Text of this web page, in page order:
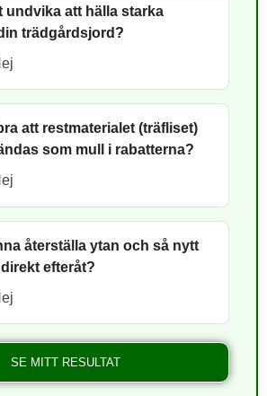
undvika att hälla starka
trädgårdsjord?
att restmaterialet (träfliset)
som mull i rabatterna?
återställa ytan och så nytt
efteråt?
SE MITT RESULTAT